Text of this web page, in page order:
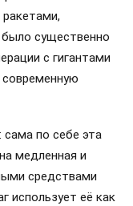
существенно
с гигантами
сама по себе эта
медленная и
средствами
использует её как